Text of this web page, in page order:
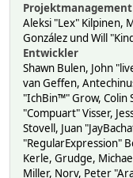
Projektmanagement
Aleksi "Lex" Kilpinen,
González und Will
Entwickler
Shawn Bulen, John
van Geffen,
"IchBin™" Grow, Colin
"Compuart" Visser,
Stovell, Juan
"RegularExpression"
Kerle, Grudge,
Miller, Norv, Peter